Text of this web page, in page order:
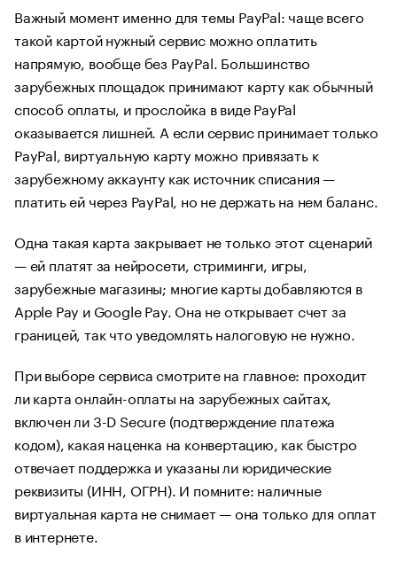
Важный момент именно для темы PayPal: чаще всего
такой картой нужный сервис можно оплатить
напрямую, вообще без PayPal. Большинство
зарубежных площадок принимают карту как обычный
способ оплаты, и прослойка в виде PayPal
оказывается лишней. А если сервис принимает только
PayPal, виртуальную карту можно привязать к
зарубежному аккаунту как источник списания —
платить ей через PayPal, но не держать на нем баланс.
Одна такая карта закрывает не только этот сценарий
— ей платят за нейросети, стриминги, игры,
зарубежные магазины; многие карты добавляются в
Apple Pay и Google Pay. Она не открывает счет за
границей, так что уведомлять налоговую не нужно.
При выборе сервиса смотрите на главное: проходит
ли карта онлайн-оплаты на зарубежных сайтах,
включен ли 3-D Secure (подтверждение платежа
кодом), какая наценка на конвертацию, как быстро
отвечает поддержка и указаны ли юридические
реквизиты (ИНН, ОГРН). И помните: наличные
виртуальная карта не снимает — она только для оплат
в интернете.